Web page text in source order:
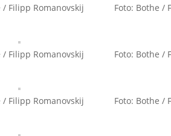
/ Filipp Romanovskij Foto: Bothe /
/ Filipp Romanovskij Foto: Bothe /
/ Filipp Romanovskij Foto: Bothe /